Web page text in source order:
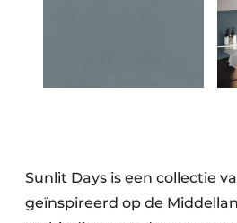
Sunlit Days is een collectie
geïnspireerd op de